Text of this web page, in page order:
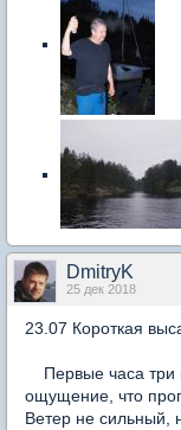
DmitryK
25 дек 2018
23.07 Короткая
Первые часа три
ощущение, что
Ветер не сильный,